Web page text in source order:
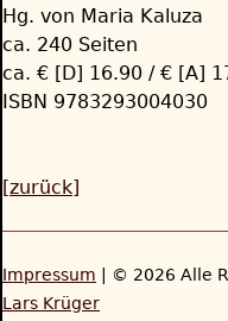
Hg. von Maria Kaluza
ca. 240 Seiten
ca. € [D] 16.90 / € [A]
ISBN 9783293004030
[zurück]
Impressum | © 2026 Alle
Lars Krüger